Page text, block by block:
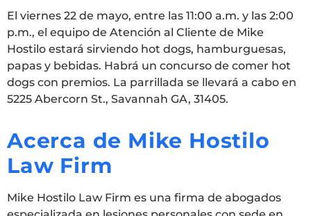
El viernes 22 de mayo, entre las 11:00 a.m. y las 2:00
p.m., el equipo de Atención al Cliente de Mike
Hostilo estará sirviendo hot dogs, hamburguesas,
papas y bebidas. Habrá un concurso de comer hot
dogs con premios. La parrillada se llevará a cabo en
5225 Abercorn St., Savannah GA, 31405.
Acerca de Mike Hostilo
Law Firm
Mike Hostilo Law Firm es una firma de abogados